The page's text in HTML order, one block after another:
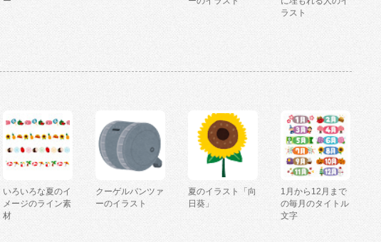
ラスト
いろいろな夏のイ
メージのライン素
材
クーゲルパンツァ
ーのイラスト
夏のイラスト「向
日葵」
1月から12月まで
の毎月のタイトル
文字